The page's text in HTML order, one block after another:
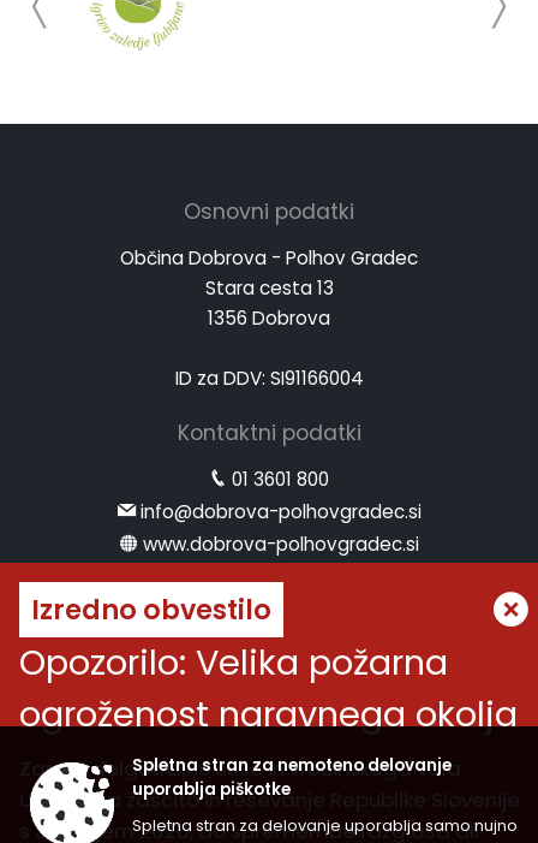
Izredno obvestilo
Opozorilo: Velika požarna
ogroženost naravnega okolja
Zaradi dolgotrajne suše in vročinskega vala
Uprava za zaščito in reševanje Republike Slovenije
s 30. julijem 2026, do spremembe razglasa ali
Osnovni podatki
Občina Dobrova - Polhov Gradec
Stara cesta 13
1356 Dobrova
ID za DDV: SI91166004
Kontaktni podatki
01 3601 800
info@dobrova-polhovgradec.si
www.dobrova-polhovgradec.si
Uradne ure
ponedeljek: od 8.00 do 12.00
sreda: od 8.00 do 12.00 in od 14.00 do 16.00
petek:od 8.00 do 12.00
Vremenska napoved
Spletna stran za nemoteno delovanje
uporablja piškotke
Spletna stran za delovanje uporablja samo nujno